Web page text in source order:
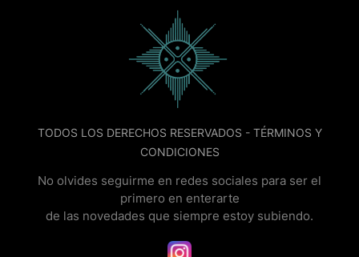
TODOS LOS DERECHOS RESERVADOS - TÉRMINOS Y
CONDICIONES
No olvides seguirme en redes sociales para ser el
primero en enterarte
de las novedades que siempre estoy subiendo.